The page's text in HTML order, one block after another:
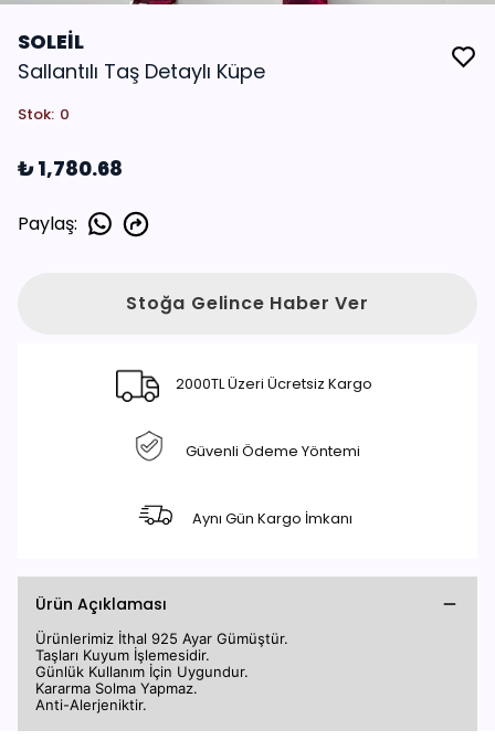
SOLEİL
Sallantılı Taş Detaylı Küpe
Stok: 0
₺ 1,780.68
Paylaş:
Stoğa Gelince Haber Ver
2000TL Üzeri Ücretsiz Kargo
Güvenli Ödeme Yöntemi
Aynı Gün Kargo İmkanı
Ürün Açıklaması
Ürünlerimiz İthal 925 Ayar Gümüştür.
Taşları Kuyum İşlemesidir.
Günlük Kullanım İçin Uygundur.
Kararma Solma Yapmaz.
Anti-Alerjeniktir.